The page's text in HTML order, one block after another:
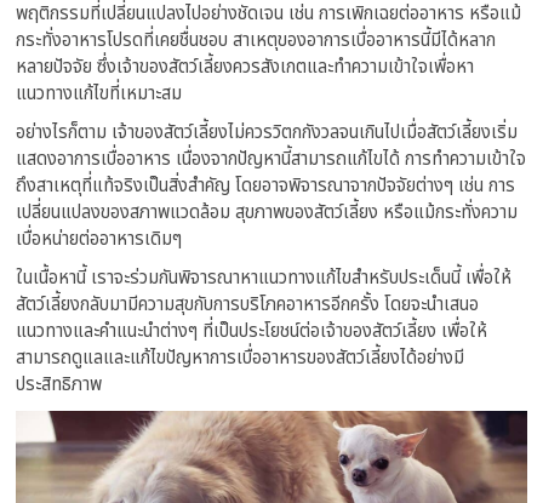
พฤติกรรมที่เปลี่ยนแปลงไปอย่างชัดเจน เช่น การเพิกเฉยต่ออาหาร หรือแม้
กระทั่งอาหารโปรดที่เคยชื่นชอบ สาเหตุของอาการเบื่ออาหารนี้มีได้หลาก
หลายปัจจัย ซึ่งเจ้าของสัตว์เลี้ยงควรสังเกตและทำความเข้าใจเพื่อหา
แนวทางแก้ไขที่เหมาะสม
อย่างไรก็ตาม เจ้าของสัตว์เลี้ยงไม่ควรวิตกกังวลจนเกินไปเมื่อสัตว์เลี้ยงเริ่ม
แสดงอาการเบื่ออาหาร เนื่องจากปัญหานี้สามารถแก้ไขได้ การทำความเข้าใจ
ถึงสาเหตุที่แท้จริงเป็นสิ่งสำคัญ โดยอาจพิจารณาจากปัจจัยต่างๆ เช่น การ
เปลี่ยนแปลงของสภาพแวดล้อม สุขภาพของสัตว์เลี้ยง หรือแม้กระทั่งความ
เบื่อหน่ายต่ออาหารเดิมๆ
ในเนื้อหานี้ เราจะร่วมกันพิจารณาหาแนวทางแก้ไขสำหรับประเด็นนี้ เพื่อให้
สัตว์เลี้ยงกลับมามีความสุขกับการบริโภคอาหารอีกครั้ง โดยจะนำเสนอ
แนวทางและคำแนะนำต่างๆ ที่เป็นประโยชน์ต่อเจ้าของสัตว์เลี้ยง เพื่อให้
สามารถดูแลและแก้ไขปัญหาการเบื่ออาหารของสัตว์เลี้ยงได้อย่างมี
ประสิทธิภาพ